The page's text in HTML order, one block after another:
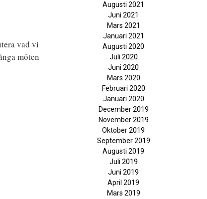
vad vi
möten
Augusti 2021
Juni 2021
Mars 2021
Januari 2021
Augusti 2020
Juli 2020
Juni 2020
Mars 2020
Februari 2020
Januari 2020
December 2019
November 2019
Oktober 2019
September 2019
Augusti 2019
Juli 2019
Juni 2019
April 2019
Mars 2019